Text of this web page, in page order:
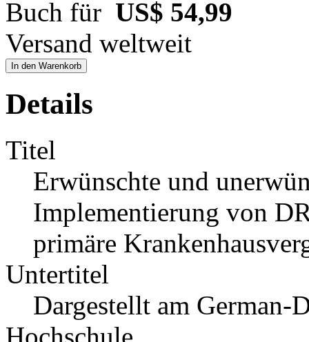
Buch für US$ 54,99
Versand weltweit
In den Warenkorb
Details
Titel
Erwünschte und
Implementierung von
primäre
Untertitel
Dargestellt am German-
Hochschule